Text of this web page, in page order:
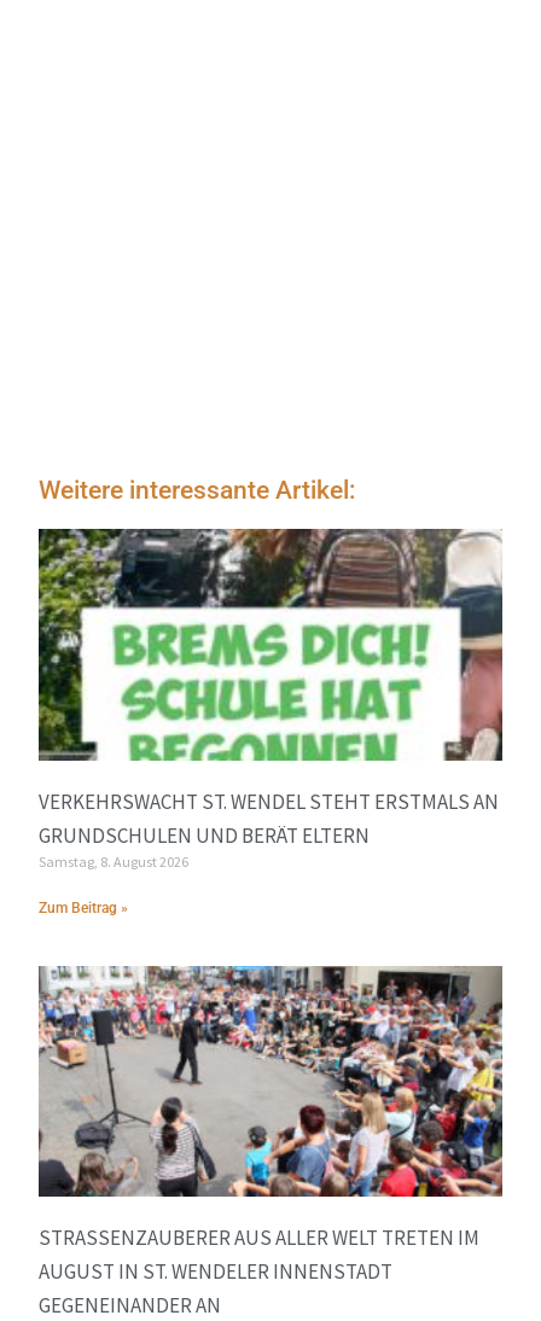
Weitere interessante Artikel:
VERKEHRSWACHT ST. WENDEL STEHT ERSTMALS AN
GRUNDSCHULEN UND BERÄT ELTERN
Samstag, 8. August 2026
Zum Beitrag »
STRASSENZAUBERER AUS ALLER WELT TRETEN IM A
UGUST IN ST. WENDELER INNENSTADT G
EGENEINANDER AN